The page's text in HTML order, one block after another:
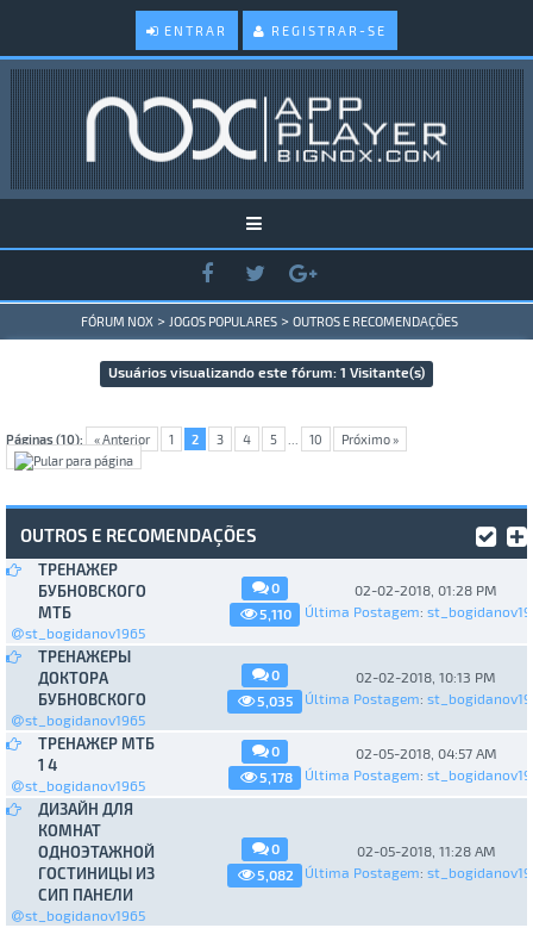
ENTRAR REGISTRAR-SE
FÓRUM NOX > JOGOS POPULARES > OUTROS E RECOMENDAÇÕES
Usuários visualizando este fórum: 1 Visitante(s)
Páginas (10): « Anterior 1 2 3 4 5 10 Próximo »
OUTROS E RECOMENDAÇÕES
ТРЕНАЖЕР
БУБНОВСКОГО
МТБ
st_bogidanov1965
0
5,110
02-02-2018, 01:28 PM
Última Postagem:
ТРЕНАЖЕРЫ
ДОКТОРА
БУБНОВСКОГО
st_bogidanov1965
0
5,035
02-02-2018, 10:13 PM
Última Postagem:
ТРЕНАЖЕР МТБ
1 4
st_bogidanov1965
0
5,178
02-05-2018, 04:57 AM
Última Postagem:
ДИЗАЙН ДЛЯ
КОМНАТ
ОДНОЭТАЖНОЙ
ГОСТИНИЦЫ ИЗ
СИП ПАНЕЛИ
st_bogidanov1965
0
5,082
02-05-2018, 11:28 AM
Última Postagem: